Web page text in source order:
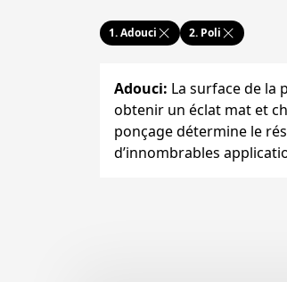
1.Adouci 2. Poli
Adouci: La surface de la
obtenir un éclat mat et
ponçage détermine le
d’innombrables